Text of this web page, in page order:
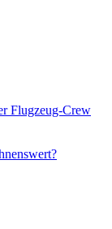
Flugzeug-Crew